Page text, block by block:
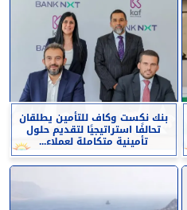
بنك نكست وكاف للتأمين يطلقان
تحالفًا استراتيجيًا لتقديم حلول
تأمينية متكاملة لعملاء...